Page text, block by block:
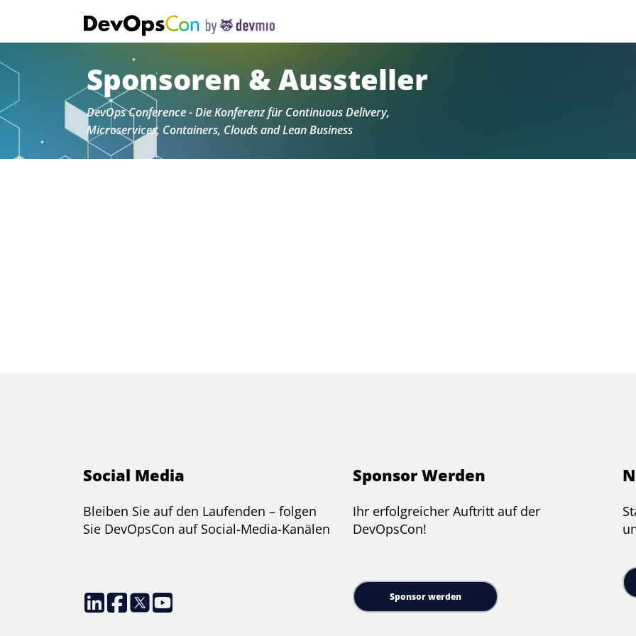
Sponsoren & Aussteller
DevOps Conference - Die Konferenz für Continuous Delivery,
Microservices, Containers, Clouds and Lean Business
Social Media
Bleiben Sie auf den Laufenden – folgen
Sie DevOpsCon auf Social-Media-Kanälen
Sponsor Werden
Ihr erfolgreicher Auftritt auf der
DevOpsCon!
Sponsor werden